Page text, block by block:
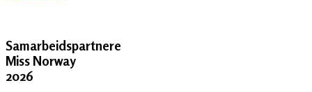
Samarbeidspartnere
Miss Norway
2026